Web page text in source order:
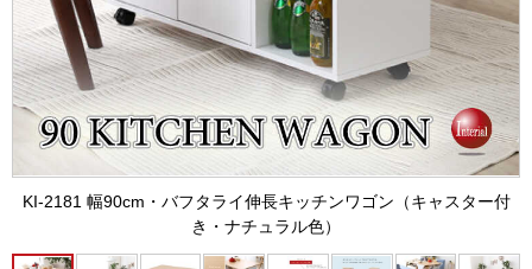
KI-2181 幅90cm・バフタライ伸長キッチンワゴン（キャスター付
き・ナチュラル色）